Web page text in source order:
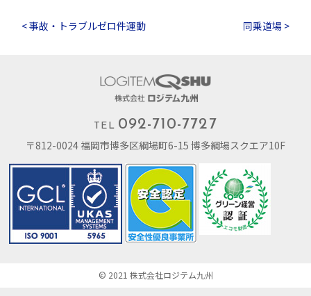
< 事故・トラブルゼロ件運動 同乗道場 >
TEL 092-710-7727
〒812-0024 福岡市博多区綱場町6-15 博多綱場スクエア10F
© 2021 株式会社ロジテム九州